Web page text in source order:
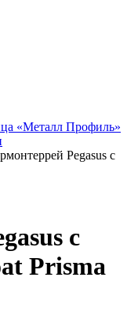
«Металл Профиль»
Pegasus с
с
Prisma